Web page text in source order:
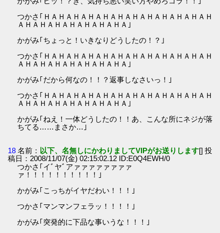
つかさ｢ＨＡＨＡＨＡＨＡＨＡＨＡＨＡＨＡＨＡＨＡＨＡＨ
ＡＨＡＨＡＨＡＨＡＨＡＨＡＨＡ｣
かがみ｢ちょっと！いきなりどうしたの！？｣
つかさ｢ＨＡＨＡＨＡＨＡＨＡＨＡＨＡＨＡＨＡＨＡＨＡＨ
ＡＨＡＨＡＨＡＨＡＨＡＨＡＨＡ｣
かがみ｢だから何なの！！？返事しなさいっ！｣
つかさ｢ＨＡＨＡＨＡＨＡＨＡＨＡＨＡＨＡＨＡＨＡＨＡＨ
ＡＨＡＨＡＨＡＨＡＨＡＨＡＨＡ｣
かがみ｢ねえ！一体どうしたの！！あ、こんな所にネジが落
ちてる……まさか…｣
18 名前： 以下、名無しにかわりましてVIPがお送りします[] 投
稿日：2008/11/07(金) 02:15:02.12 ID:E0Q4EWH/0
つかさ｢イﾞヤﾞアァァァァァァァァ
ァ！！！！！！！！！！｣
かがみ｢こっちがイヤだわい！！！｣
つかさ｢マンマンフェラッ！！！！｣
かがみ｢突発的に下品な事いうな！！！｣